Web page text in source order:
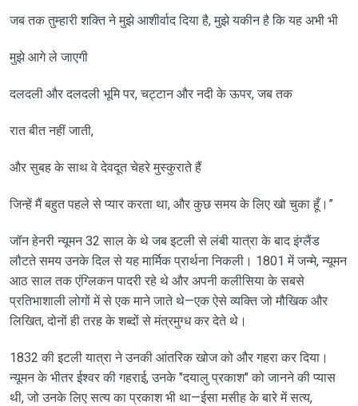
जब तक तुम्हारी शक्ति ने मुझे आशीर्वाद दिया है, मुझे यकीन है कि यह अभी भी
मुझे आगे ले जाएगी
दलदली और दलदली भूमि पर, चट्टान और नदी के ऊपर, जब तक
रात बीत नहीं जाती,
और सुबह के साथ वे देवदूत चेहरे मुस्कुराते हैं
जिन्हें मैं बहुत पहले से प्यार करता था, और कुछ समय के लिए खो चुका हूँ।”
जॉन हेनरी न्यूमन 32 साल के थे जब इटली से लंबी यात्रा के बाद इंग्लैंड
लौटते समय उनके दिल से यह मार्मिक प्रार्थना निकली। 1801 में जन्मे, न्यूमन
आठ साल तक एंग्लिकन पादरी रहे थे और अपनी कलीसिया के सबसे
प्रतिभाशाली लोगों में से एक माने जाते थे—एक ऐसे व्यक्ति जो मौखिक और
लिखित, दोनों ही तरह के शब्दों से मंत्रमुग्ध कर देते थे।
1832 की इटली यात्रा ने उनकी आंतरिक खोज को और गहरा कर दिया।
न्यूमन के भीतर ईश्वर की गहराई, उनके "दयालु प्रकाश" को जानने की प्यास
थी, जो उनके लिए सत्य का प्रकाश भी था—ईसा मसीह के बारे में सत्य,